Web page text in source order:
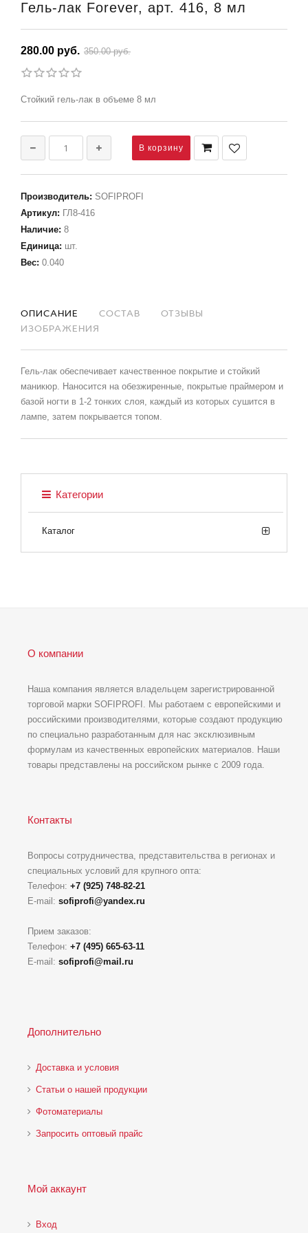
Гель-лак Forever, арт. 416, 8 мл
280.00 руб. 350.00 руб.
Стойкий гель-лак в объеме 8 мл
Производитель: SOFIPROFI
Артикул: ГЛ8-416
Наличие: 8
Единица: шт.
Вес: 0.040
ОПИСАНИЕ СОСТАВ
ОТЗЫВЫ
ИЗОБРАЖЕНИЯ
Гель-лак обеспечивает качественное покрытие и стойкий
маникюр. Наносится на обезжиренные, покрытые праймером и
базой ногти в 1-2 тонких слоя, каждый из которых сушится в
лампе, затем покрывается топом.
Категории
Каталог
О компании
Наша компания является владельцем зарегистрированной
торговой марки SOFIPROFI. Мы работаем с европейскими и
российскими производителями, которые создают продукцию
по специально разработанным для нас эксклюзивным
формулам из качественных европейских материалов. Наши
товары представлены на российском рынке с 2009 года.
Контакты
Вопросы сотрудничества, представительства в регионах и
специальных условий для крупного опта:
Телефон: +7 (925) 748-82-21
E-mail: sofiprofi@yandex.ru
Прием заказов:
Телефон: +7 (495) 665-63-11
E-mail: sofiprofi@mail.ru
Дополнительно
Доставка и условия
Статьи о нашей продукции
Фотоматериалы
Запросить оптовый прайс
Мой аккаунт
Вход